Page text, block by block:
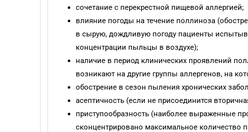
сочетание с перекрестной пищевой аллергией;
влияние погоды на течение поллиноза
в сырую, дождливую погоду пациенты
концентрации пыльцы в воздухе);
наличие в период клинических проявлений
возникают на другие группы аллергенов, на
обострение в сезон пыления хронических
асептичность (если не присоединится
приступообразность (наиболее выраженные
сконцентрировано максимальное количество